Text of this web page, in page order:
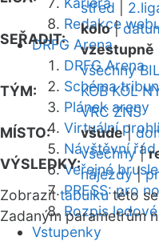
Redakce
DRFG Arena
DRFG Arena
Schéma tribun
Plánek areny
Virtuální
Návštěvní řád
Veřejné
PRESS: pro
Rozpis
Vstupenky
střed
SEŘADIT:
kolo|
vzestupně
TÝM:
všechny BIL
KOB KOL
VRC ZNS
MÍSTO:
všude|
VÝSLEDKY:
všechny|
nájezdy|
Zobrazittabulkutéto
Zadaným parametrům